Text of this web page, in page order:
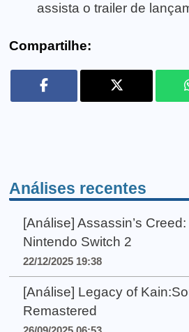
assista o trailer de
Compartilhe:
Análises recentes
[Análise] Assassin’s
Nintendo Switch 2
22/12/2025 19:38
[Análise] Legacy of
Remastered